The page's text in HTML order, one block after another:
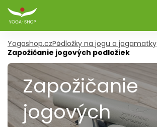
Yogashop.czPodložky na jogu a jogamatky
Zapožičanie jogových podložiek
Zapožičanie
jogových